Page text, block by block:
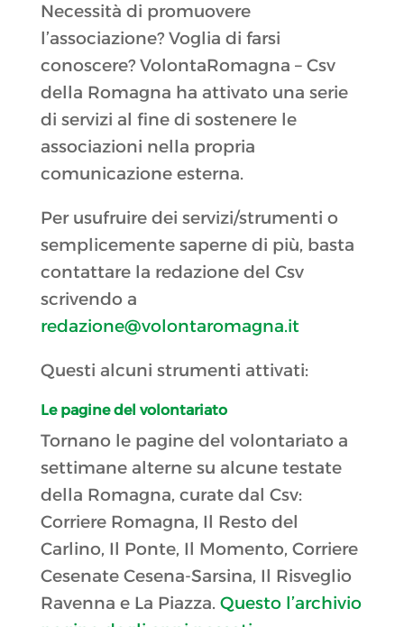
Necessità di promuovere
l’associazione? Voglia di farsi
conoscere? VolontaRomagna – Csv
della Romagna ha attivato una serie
di servizi al fine di sostenere le
associazioni nella propria
comunicazione esterna.
Per usufruire dei servizi/strumenti o
semplicemente saperne di più, basta
contattare la redazione del Csv
scrivendo a
redazione@volontaromagna.it
Questi alcuni strumenti attivati:
Le pagine del volontariato
Tornano le pagine del volontariato a
settimane alterne su alcune testate
della Romagna, curate dal Csv:
Corriere Romagna, Il Resto del
Carlino, Il Ponte, Il Momento, Corriere
Cesenate Cesena-Sarsina, Il Risveglio
Ravenna e La Piazza. Questo l’archivio